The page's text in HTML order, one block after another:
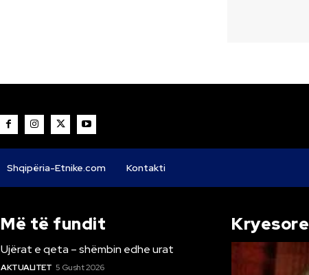
Shqipëria-Etnike.com Kontakti
Më të fundit
Ujërat e qeta – shëmbin edhe urat
AKTUALITET 5 Gusht 2026
Kryesore